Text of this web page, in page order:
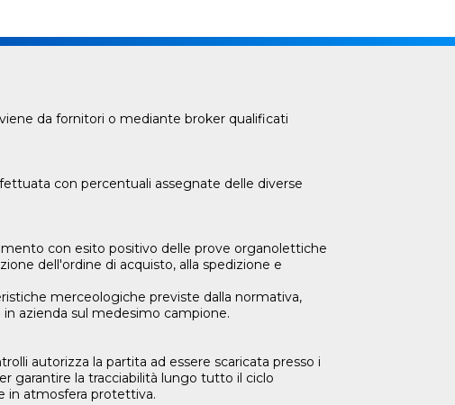
da fornitori o mediante broker qualificati
con percentuali assegnate delle diverse
con esito positivo delle prove organolettiche
dell'ordine di acquisto, alla spedizione e
merceologiche previste dalla normativa,
azienda sul medesimo campione.
autorizza la partita ad essere scaricata presso i
garantire la tracciabilità lungo tutto il ciclo
in atmosfera protettiva.